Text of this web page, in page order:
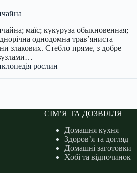
маїс; кукуруза обыкновенная;
однодомна трав’яниста
злакових. Стебло пряме, з добре
рослин
СІМ’Я ТА ДОЗВІЛЛЯ
Домашня кухня
Здоров’я та догляд
Домашні заготовки
Хобі та відпочинок